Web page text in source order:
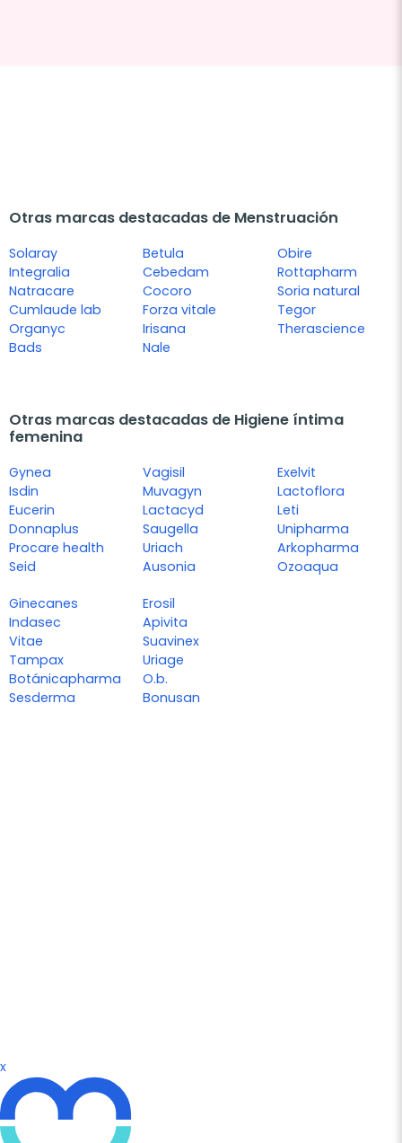
Otras marcas destacadas de Menstruación
Solaray
Integralia
Natracare
Cumlaude lab
Organyc
Bads
Betula
Cebedam
Cocoro
Forza vitale
Irisana
Nale
Obire
Rottapharm
Soria natural
Tegor
Therascience
Otras marcas destacadas de Higiene íntima
femenina
Gynea
Isdin
Eucerin
Donnaplus
Procare health
Seid
Vagisil
Muvagyn
Lactacyd
Saugella
Uriach
Ausonia
Exelvit
Lactoflora
Leti
Unipharma
Arkopharma
Ozoaqua
Ginecanes
Indasec
Vitae
Tampax
Botánicapharma
Sesderma
Erosil
Apivita
Suavinex
Uriage
O.b.
Bonusan
x